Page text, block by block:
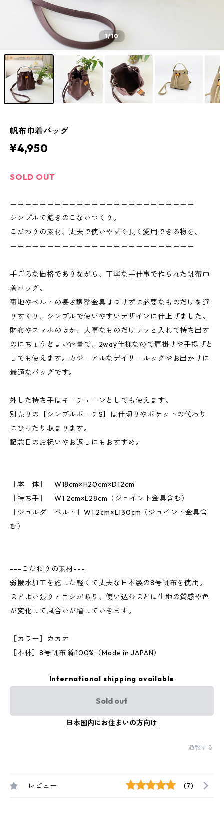
1/10
帆布巾着バッグ
¥4,950
SOLD OUT
＝＝＝＝＝＝＝＝＝＝＝＝＝＝＝＝＝＝＝＝＝＝＝＝＝
シンプルで飽きのこないつくり。
こだわりの素材、丈夫で使いやすく長く愛用できる物を。
＝＝＝＝＝＝＝＝＝＝＝＝＝＝＝＝＝＝＝＝＝＝＝＝＝
手ごろな価格でありながら、丁寧な手仕事で作られた帆布巾
着バッグ。
裏地やベルトの長さ調整金具はつけずに必要なものだけを選
りすぐり、シンプルで使いやすいデザインに仕上げました。
財布やスマホのほか、大事なものだけサッと入れて持ち出す
のにちょうどよい容量で、2way仕様なので肩掛けや手提げと
しても使えます。カジュアルなデイリールックやお出かけに
最適なバッグです。
外した持ち手はキーチェーンとしても使えます。
別売りの【シンプルポーチS】は仕切りやポケットの代わり
にぴったり収まります。
記念日のお祝いやお返しにもおすすめ。
［本 体］ W18cm×H20cm×D12cm
［持ち手］ W1.2cm×L28cm（ジョイント金具含む）
［ショルダーベルト］W1.2cm×L130cm（ジョイント金具含
む）
---こだわりの素材---
弱撥水加工を施した軽くて丈夫な日本製の8号帆布を使用。
ほどよい張りとコシがあり、使い込むほどに生地の質感や色
が変化して風合いが増していきます。
［カラー］カカオ
［本体］8号帆布 綿100%（Made in JAPAN）
International shipping available
Sold out
日本国内にお住まいの方向け
通報する
レビュー (7)